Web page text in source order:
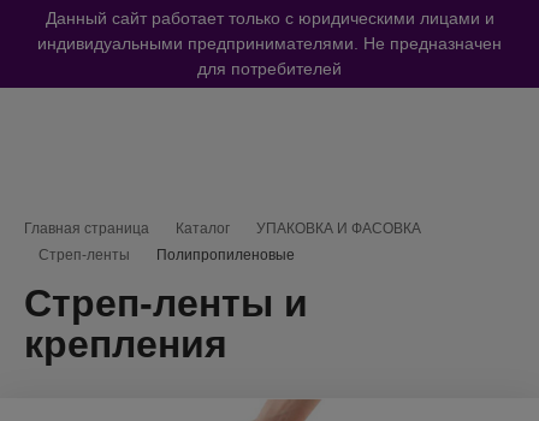
Данный сайт работает только с юридическими лицами и
индивидуальными предпринимателями. Не предназначен
для потребителей
Навигационная цепочка
Главная страница Каталог
УПАКОВКА И ФАСОВКА
Стреп-ленты
Полипропиленовые
Стреп-ленты и
крепления